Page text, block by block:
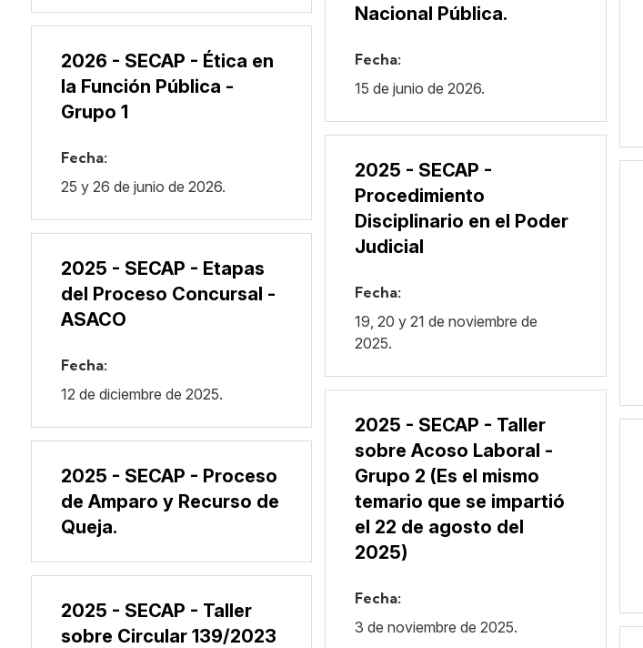
2026 - SECAP - Ética en
la Función Pública -
Grupo 1
Fecha:
25 y 26 de junio de 2026.
Nacional Pública.
Fecha:
15 de junio de 2026.
2025 - SECAP - Etapas
del Proceso Concursal -
ASACO
Fecha:
12 de diciembre de 2025.
2025 - SECAP -
Procedimiento
Disciplinario en el Poder
Judicial
Fecha:
19, 20 y 21 de noviembre de
2025.
2025 - SECAP - Proceso
de Amparo y Recurso de
Queja.
2025 - SECAP - Taller
sobre Acoso Laboral -
Grupo 2 (Es el mismo
temario que se impartió
el 22 de agosto del
2025)
Fecha:
3 de noviembre de 2025.
2025 - SECAP - Taller
sobre Circular 139/2023